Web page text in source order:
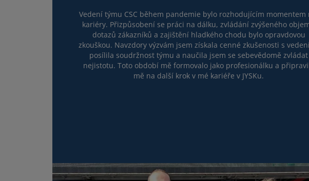
Vedení týmu CSC během pandemie bylo rozhodujícím momentem
kariéry. Přizpůsobení se práci na dálku, zvládání zvýšeného
dotazů zákazníků a zajištění hladkého chodu bylo opravdovou
zkouškou. Navzdory výzvám jsem získala cenné zkušenosti s
posílila soudržnost týmu a naučila jsem se sebevědomě zvládat
nejistotu. Toto období mě formovalo jako profesionálku a
mě na další krok v mé kariéře v JYSKu.